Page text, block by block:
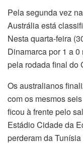
Pela segunda vez
Austrália está
Nesta quarta-feira
Dinamarca por 1 a
pela rodada final do
Os australianos
com os mesmos
ficou à frente pelo
Estádio Cidade da
perderam da